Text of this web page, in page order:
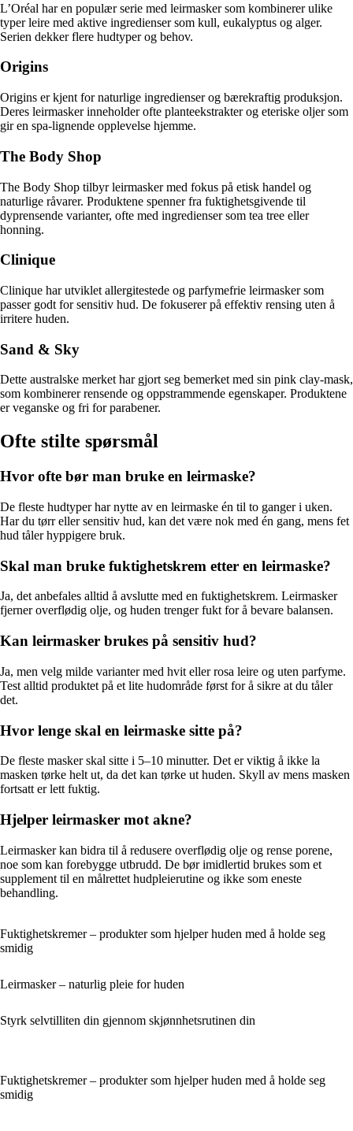
L’Oréal har en populær serie med leirmasker som kombinerer ulike
typer leire med aktive ingredienser som kull, eukalyptus og alger.
Serien dekker flere hudtyper og behov.
Origins
Origins er kjent for naturlige ingredienser og bærekraftig produksjon.
Deres leirmasker inneholder ofte planteekstrakter og eteriske oljer som
gir en spa-lignende opplevelse hjemme.
The Body Shop
The Body Shop tilbyr leirmasker med fokus på etisk handel og
naturlige råvarer. Produktene spenner fra fuktighetsgivende til
dyprensende varianter, ofte med ingredienser som tea tree eller
honning.
Clinique
Clinique har utviklet allergitestede og parfymefrie leirmasker som
passer godt for sensitiv hud. De fokuserer på effektiv rensing uten å
irritere huden.
Sand & Sky
Dette australske merket har gjort seg bemerket med sin pink clay-mask,
som kombinerer rensende og oppstrammende egenskaper. Produktene
er veganske og fri for parabener.
Ofte stilte spørsmål
Hvor ofte bør man bruke en leirmaske?
De fleste hudtyper har nytte av en leirmaske én til to ganger i uken.
Har du tørr eller sensitiv hud, kan det være nok med én gang, mens fet
hud tåler hyppigere bruk.
Skal man bruke fuktighetskrem etter en leirmaske?
Ja, det anbefales alltid å avslutte med en fuktighetskrem. Leirmasker
fjerner overflødig olje, og huden trenger fukt for å bevare balansen.
Kan leirmasker brukes på sensitiv hud?
Ja, men velg milde varianter med hvit eller rosa leire og uten parfyme.
Test alltid produktet på et lite hudområde først for å sikre at du tåler
det.
Hvor lenge skal en leirmaske sitte på?
De fleste masker skal sitte i 5–10 minutter. Det er viktig å ikke la
masken tørke helt ut, da det kan tørke ut huden. Skyll av mens masken
fortsatt er lett fuktig.
Hjelper leirmasker mot akne?
Leirmasker kan bidra til å redusere overflødig olje og rense porene,
noe som kan forebygge utbrudd. De bør imidlertid brukes som et
supplement til en målrettet hudpleierutine og ikke som eneste
behandling.
Fuktighetskremer – produkter som hjelper huden med å holde seg
smidig
Leirmasker – naturlig pleie for huden
Styrk selvtilliten din gjennom skjønnhetsrutinen din
Fuktighetskremer – produkter som hjelper huden med å holde seg
smidig